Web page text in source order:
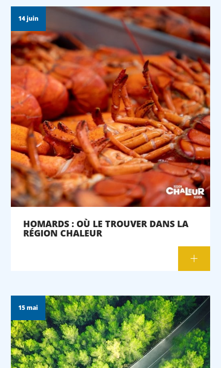
14 juin
HOMARDS : OÙ LE TROUVER DANS LA
RÉGION CHALEUR
15 mai